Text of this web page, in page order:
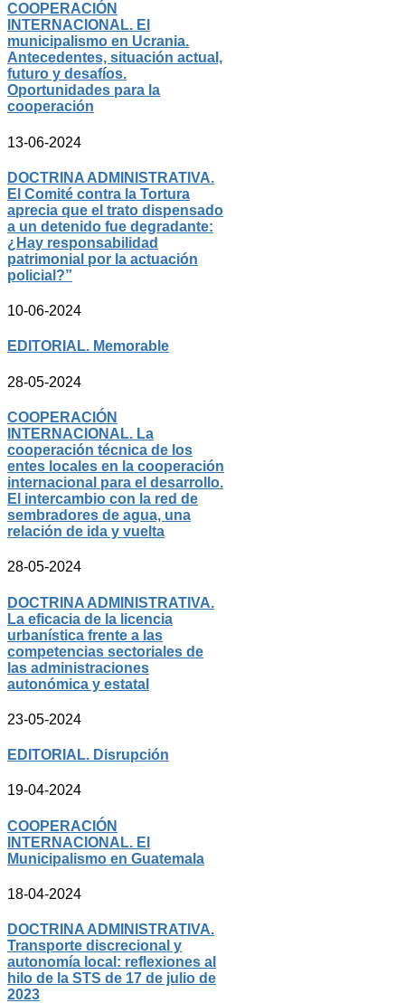
COOPERACIÓN
INTERNACIONAL. El
municipalismo en Ucrania.
Antecedentes, situación actual,
futuro y desafíos.
Oportunidades para la
cooperación
13-06-2024
DOCTRINA ADMINISTRATIVA.
El Comité contra la Tortura
aprecia que el trato dispensado
a un detenido fue degradante:
¿Hay responsabilidad
patrimonial por la actuación
policial?”
10-06-2024
EDITORIAL. Memorable
28-05-2024
COOPERACIÓN
INTERNACIONAL. La
cooperación técnica de los
entes locales en la cooperación
internacional para el desarrollo.
El intercambio con la red de
sembradores de agua, una
relación de ida y vuelta
28-05-2024
DOCTRINA ADMINISTRATIVA.
La eficacia de la licencia
urbanística frente a las
competencias sectoriales de
las administraciones
autonómica y estatal
23-05-2024
EDITORIAL. Disrupción
19-04-2024
COOPERACIÓN
INTERNACIONAL. El
Municipalismo en Guatemala
18-04-2024
DOCTRINA ADMINISTRATIVA.
Transporte discrecional y
autonomía local: reflexiones al
hilo de la STS de 17 de julio de
2023